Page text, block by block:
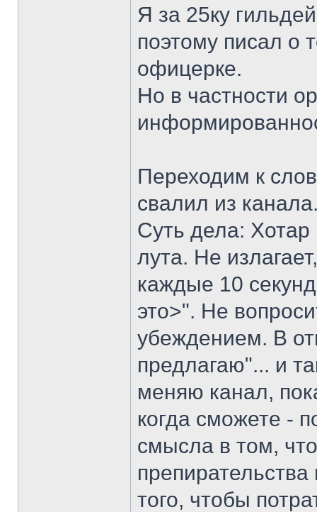
Я за 25ку
поэтому писал о
офицерке.
Но в частности
Переходим к
свалил из
Суть дела: Хотар
лута. Не
каждые 10
это>". Не
убеждением. В
предлагаю"... и
меняю канал,
когда сможете -
смысла в том,
того, чтобы